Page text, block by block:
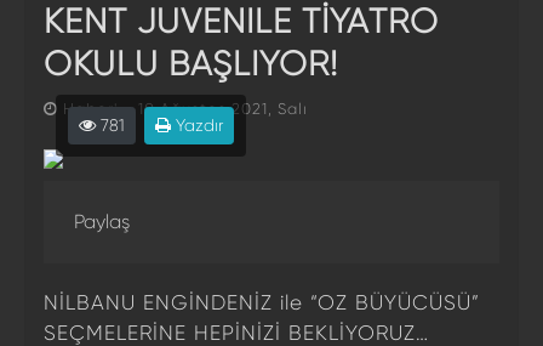
KENT JUVENILE TİYATRO
OKULU BAŞLIYOR!
Haberi - 10 Ağustos 2021, Salı
781 Yazdır
Paylaş
NİLBANU ENGİNDENİZ ile “OZ BÜYÜCÜSÜ”
SEÇMELERİNE HEPİNİZİ BEKLİYORUZ…